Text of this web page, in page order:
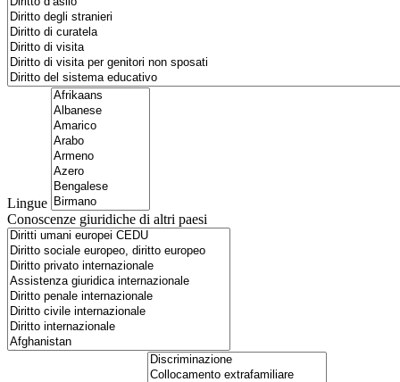
Lingue
Conoscenze giuridiche di altri paesi